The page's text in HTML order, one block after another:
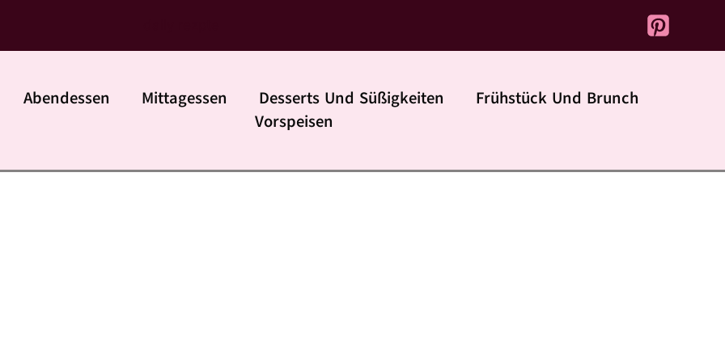
Abendessen Mittagessen Desserts Und Süßigkeiten
Frühstück Und Brunch
Vorspeisen